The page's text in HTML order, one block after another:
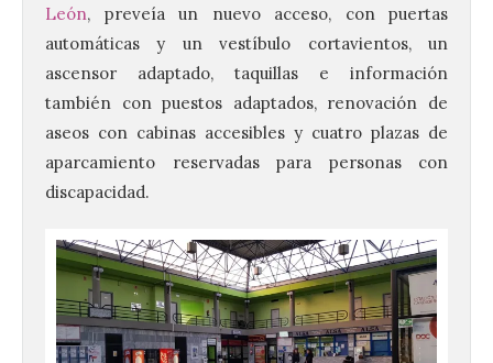
León, preveía un nuevo acceso, con puertas
automáticas y un vestíbulo cortavientos, un
ascensor adaptado, taquillas e información
también con puestos adaptados, renovación de
aseos con cabinas accesibles y cuatro plazas de
aparcamiento reservadas para personas con
discapacidad.